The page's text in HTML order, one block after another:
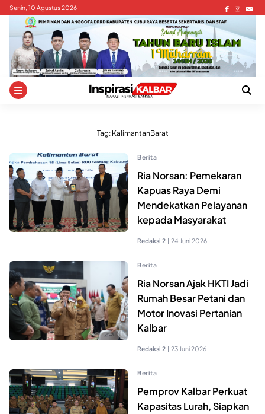
Skip
content
Senin, 10 Agustus 2026
Tag: KalimantanBarat
Berita
Ria Norsan: Pemekaran
Kapuas Raya Demi
Mendekatkan Pelayanan
kepada Masyarakat
Redaksi 2 | 24 Juni 2026
Berita
Ria Norsan Ajak HKTI Jadi
Rumah Besar Petani dan
Motor Inovasi Pertanian
Kalbar
Redaksi 2 | 23 Juni 2026
Berita
Pemprov Kalbar Perkuat
Kapasitas Lurah, Siapkan